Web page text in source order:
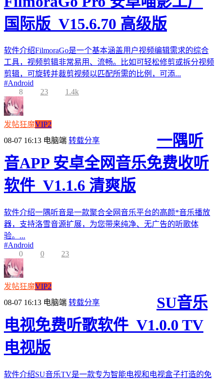
国际版_V15.6.70 高级版
软件介绍FilmoraGo是一个基本涵盖用户视频编辑需求的综合
工具，视频剪辑非常易用、流畅。比如可轻松修剪或拆分视频
剪辑，可旋转并裁剪视频以匹配所需的比例，可添...
#Android
8
23 1.4k
发帖狂魔VIP2
08-07 16:13 电脑端 转载分享
一隅听
音APP 安卓全网音乐免费收听
软件_V1.1.6 清爽版
软件介绍一隅听音是一款聚合全网音乐平台的高颜*音乐播放
器，支持洛雪音源扩展，为您带来纯净、无广告的听歌体
验。...
#Android
0
0 23
发帖狂魔VIP2
08-07 16:13 电脑端 转载分享
SU音乐
电视免费听歌软件_V1.0.0 TV
电视版
软件介绍SU音乐TV是一款专为智能电视和电视盒子打造的免